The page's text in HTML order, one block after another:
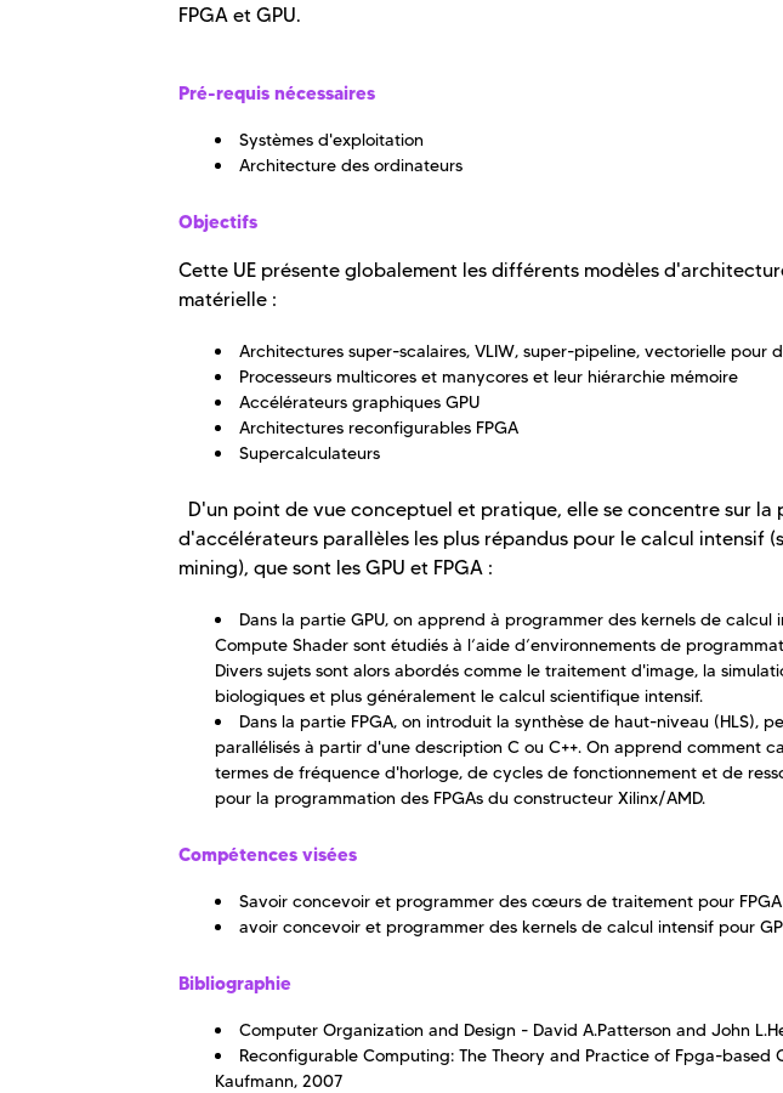
FPGA et GPU.
Pré-requis nécessaires
Systèmes d'exploitation
Architecture des ordinateurs
Objectifs
Cette UE présente globalement les différents modèles
matérielle :
Architectures super-scalaires, VLIW, super-pipeline, vectorielle pour
Processeurs multicores et manycores et leur hiérarchie mémoire
Accélérateurs graphiques GPU
Architectures reconfigurables FPGA
Supercalculateurs
D'un point de vue conceptuel et pratique, elle se concentre sur la
d'accélérateurs parallèles les plus répandus pour le calcul intensif
mining), que sont les GPU et FPGA :
Dans la partie GPU, on apprend à programmer des kernels de calcul
Compute Shader sont étudiés à l’aide d’environnements de
Divers sujets sont alors abordés comme le traitement d'image, la
biologiques et plus généralement le calcul scientifique intensif.
Dans la partie FPGA, on introduit la synthèse de haut-niveau (HLS),
parallélisés à partir d'une description C ou C++. On apprend comment
termes de fréquence d'horloge, de cycles de fonctionnement et de
pour la programmation des FPGAs du constructeur Xilinx/AMD.
Compétences visées
Savoir concevoir et programmer des cœurs de traitement pour
avoir concevoir et programmer des kernels de calcul intensif pour
Bibliographie
Computer Organization and Design - David A.Patterson and John
Reconfigurable Computing: The Theory and Practice of Fpga-based
Kaufmann, 2007